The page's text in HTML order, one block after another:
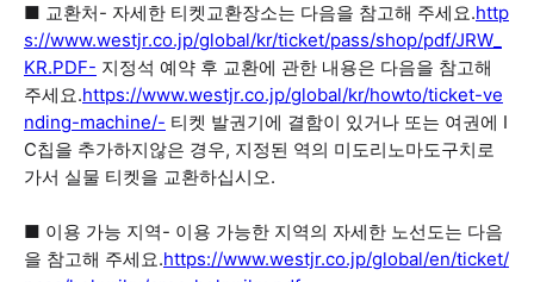
■ 교환처- 자세한 티켓교환장소는 다음을 참고해 주세요.http
s://www.westjr.co.jp/global/kr/ticket/pass/shop/pdf/JRW_
KR.PDF- 지정석 예약 후 교환에 관한 내용은 다음을 참고해
주세요.https://www.westjr.co.jp/global/kr/howto/ticket-ve
nding-machine/- 티켓 발권기에 결함이 있거나 또는 여권에 I
C칩을 추가하지않은 경우, 지정된 역의 미도리노마도구치로
가서 실물 티켓을 교환하십시오.
■ 이용 가능 지역- 이용 가능한 지역의 자세한 노선도는 다음
을 참고해 주세요.https://www.westjr.co.jp/global/en/ticket/